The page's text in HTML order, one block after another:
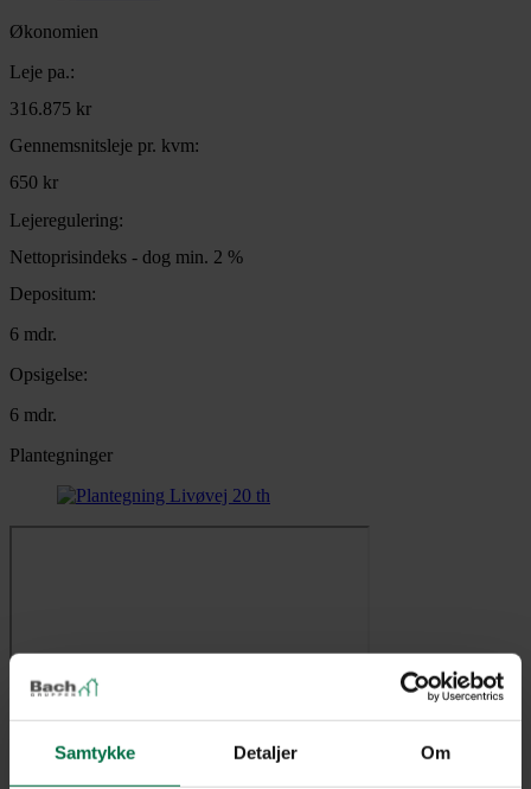
Samtykke Detaljer Om
Økonomien
Leje pa.:
316.875 kr
Gennemsnitsleje pr. kvm:
650 kr
Lejeregulering:
Nettoprisindeks - dog min. 2 %
Depositum:
6 mdr.
Opsigelse:
6 mdr.
Plantegninger